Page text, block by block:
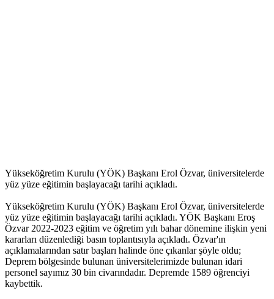
Yükseköğretim Kurulu (YÖK) Başkanı Erol Özvar, üniversitelerde
yüz yüze eğitimin başlayacağı tarihi açıkladı.
Yükseköğretim Kurulu (YÖK) Başkanı Erol Özvar, üniversitelerde
yüz yüze eğitimin başlayacağı tarihi açıkladı. YÖK Başkanı Eroş
Özvar 2022-2023 eğitim ve öğretim yılı bahar dönemine ilişkin yeni
kararları düzenlediği basın toplantısıyla açıkladı. Özvar'ın
açıklamalarından satır başları halinde öne çıkanlar şöyle oldu;
Deprem bölgesinde bulunan üniversitelerimizde bulunan idari
personel sayımız 30 bin civarındadır. Depremde 1589 öğrenciyi
kaybettik.